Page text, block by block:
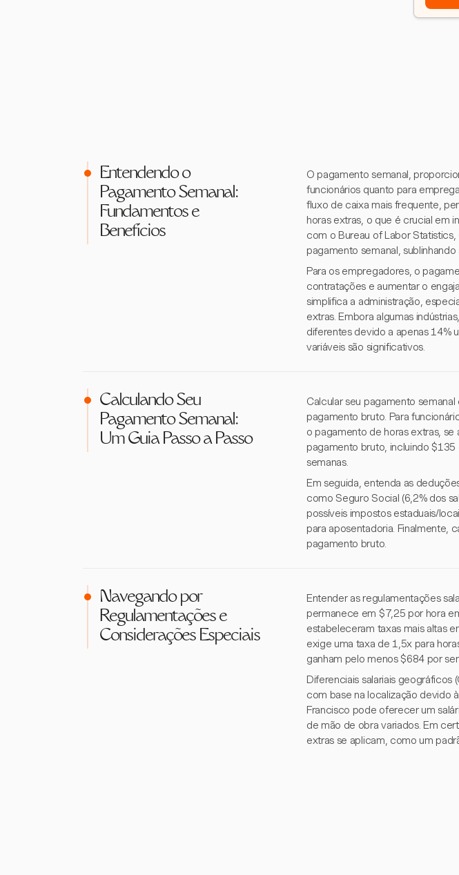
Entendendo o
Pagamento Semanal:
Fundamentos e
Benefícios
O pagamento semanal,
funcionários quanto para
fluxo de caixa mais frequente,
horas extras, o que é crucial em
com o Bureau of Labor
pagamento semanal,
Para os empregadores, o
contratações e aumentar o
simplifica a administração,
extras. Embora algumas
diferentes devido a apenas 14%
variáveis são significativos.
Calculando Seu
Pagamento Semanal:
Um Guia Passo a Passo
Calcular seu pagamento
pagamento bruto. Para
o pagamento de horas extras,
pagamento bruto, incluindo $135
semanas.
Em seguida, entenda as
como Seguro Social (6,2% dos
possíveis impostos estaduais/
para aposentadoria. Finalmente,
pagamento bruto.
Navegando por
Regulamentações e
Considerações Especiais
Entender as regulamentações
permanece em $7,25 por hora
estabeleceram taxas mais altas
exige uma taxa de 1,5x para
ganham pelo menos $684 por
Diferenciais salariais geográficos
com base na localização devido
Francisco pode oferecer um
de mão de obra variados. Em
extras se aplicam, como um